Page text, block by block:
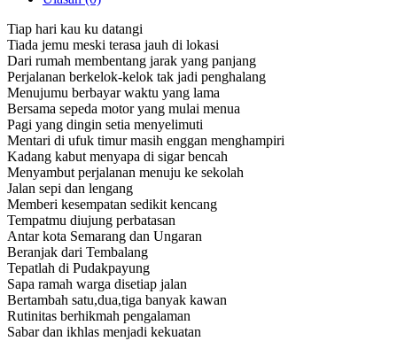
Tiap hari kau ku datangi
Tiada jemu meski terasa jauh di lokasi
Dari rumah membentang jarak yang panjang
Perjalanan berkelok-kelok tak jadi penghalang
Menujumu berbayar waktu yang lama
Bersama sepeda motor yang mulai menua
Pagi yang dingin setia menyelimuti
Mentari di ufuk timur masih enggan menghampiri
Kadang kabut menyapa di sigar bencah
Menyambut perjalanan menuju ke sekolah
Jalan sepi dan lengang
Memberi kesempatan sedikit kencang
Tempatmu diujung perbatasan
Antar kota Semarang dan Ungaran
Beranjak dari Tembalang
Tepatlah di Pudakpayung
Sapa ramah warga disetiap jalan
Bertambah satu,dua,tiga banyak kawan
Rutinitas berhikmah pengalaman
Sabar dan ikhlas menjadi kekuatan